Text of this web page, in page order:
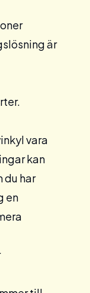
är
vara
kan
du har
en